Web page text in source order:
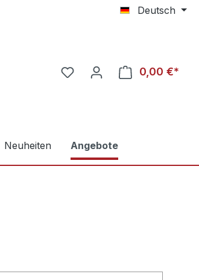
Deutsch
0,00 €*
Neuheiten Angebote